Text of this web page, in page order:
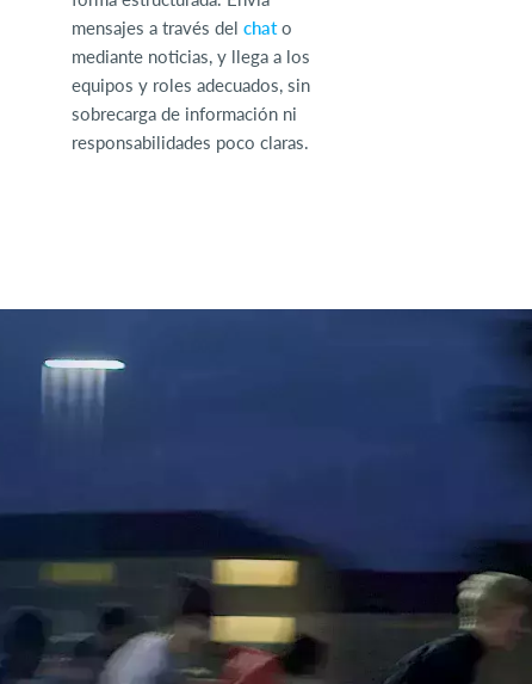
mensajes a través del chato
mediante noticias, y llega a los
equipos y roles adecuados, sin
sobrecarga de información ni
responsabilidades poco claras.